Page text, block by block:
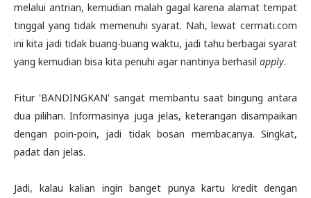
melalui antrian, kemudian malah gagal karena alamat tempat
tinggal yang tidak memenuhi syarat. Nah, lewat cermati.com
ini kita jadi tidak buang-buang waktu, jadi tahu berbagai syarat
yang kemudian bisa kita penuhi agar nantinya berhasil apply.
Fitur 'BANDINGKAN' sangat membantu saat bingung antara
dua pilihan. Informasinya juga jelas, keterangan disampaikan
dengan poin-poin, jadi tidak bosan membacanya. Singkat,
padat dan jelas.
Jadi, kalau kalian ingin banget punya kartu kredit dengan